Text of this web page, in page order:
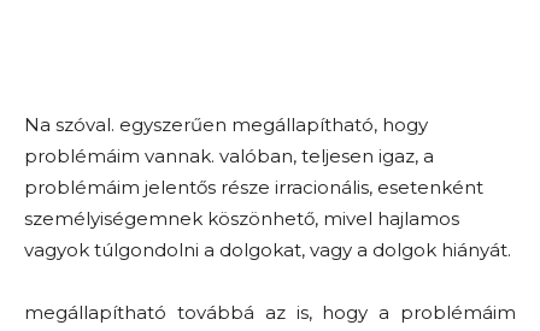
Na szóval. egyszerűen megállapítható, hogy
problémáim vannak. valóban, teljesen igaz, a
problémáim jelentős része irracionális, esetenként
személyiségemnek köszönhető, mivel hajlamos
vagyok túlgondolni a dolgokat, vagy a dolgok hiányát.
megállapítható továbbá az is, hogy a problémáim